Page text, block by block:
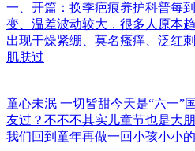
一、开篇：换季疤痕养护科普每
变、温差波动较大，很多人原本
出现干燥紧绷、莫名瘙痒、泛红
肌肤过
童心未泯 一切皆甜今天是“六一”
友过？不不不其实儿童节也是大
我们回到童年再做一回小孩小小